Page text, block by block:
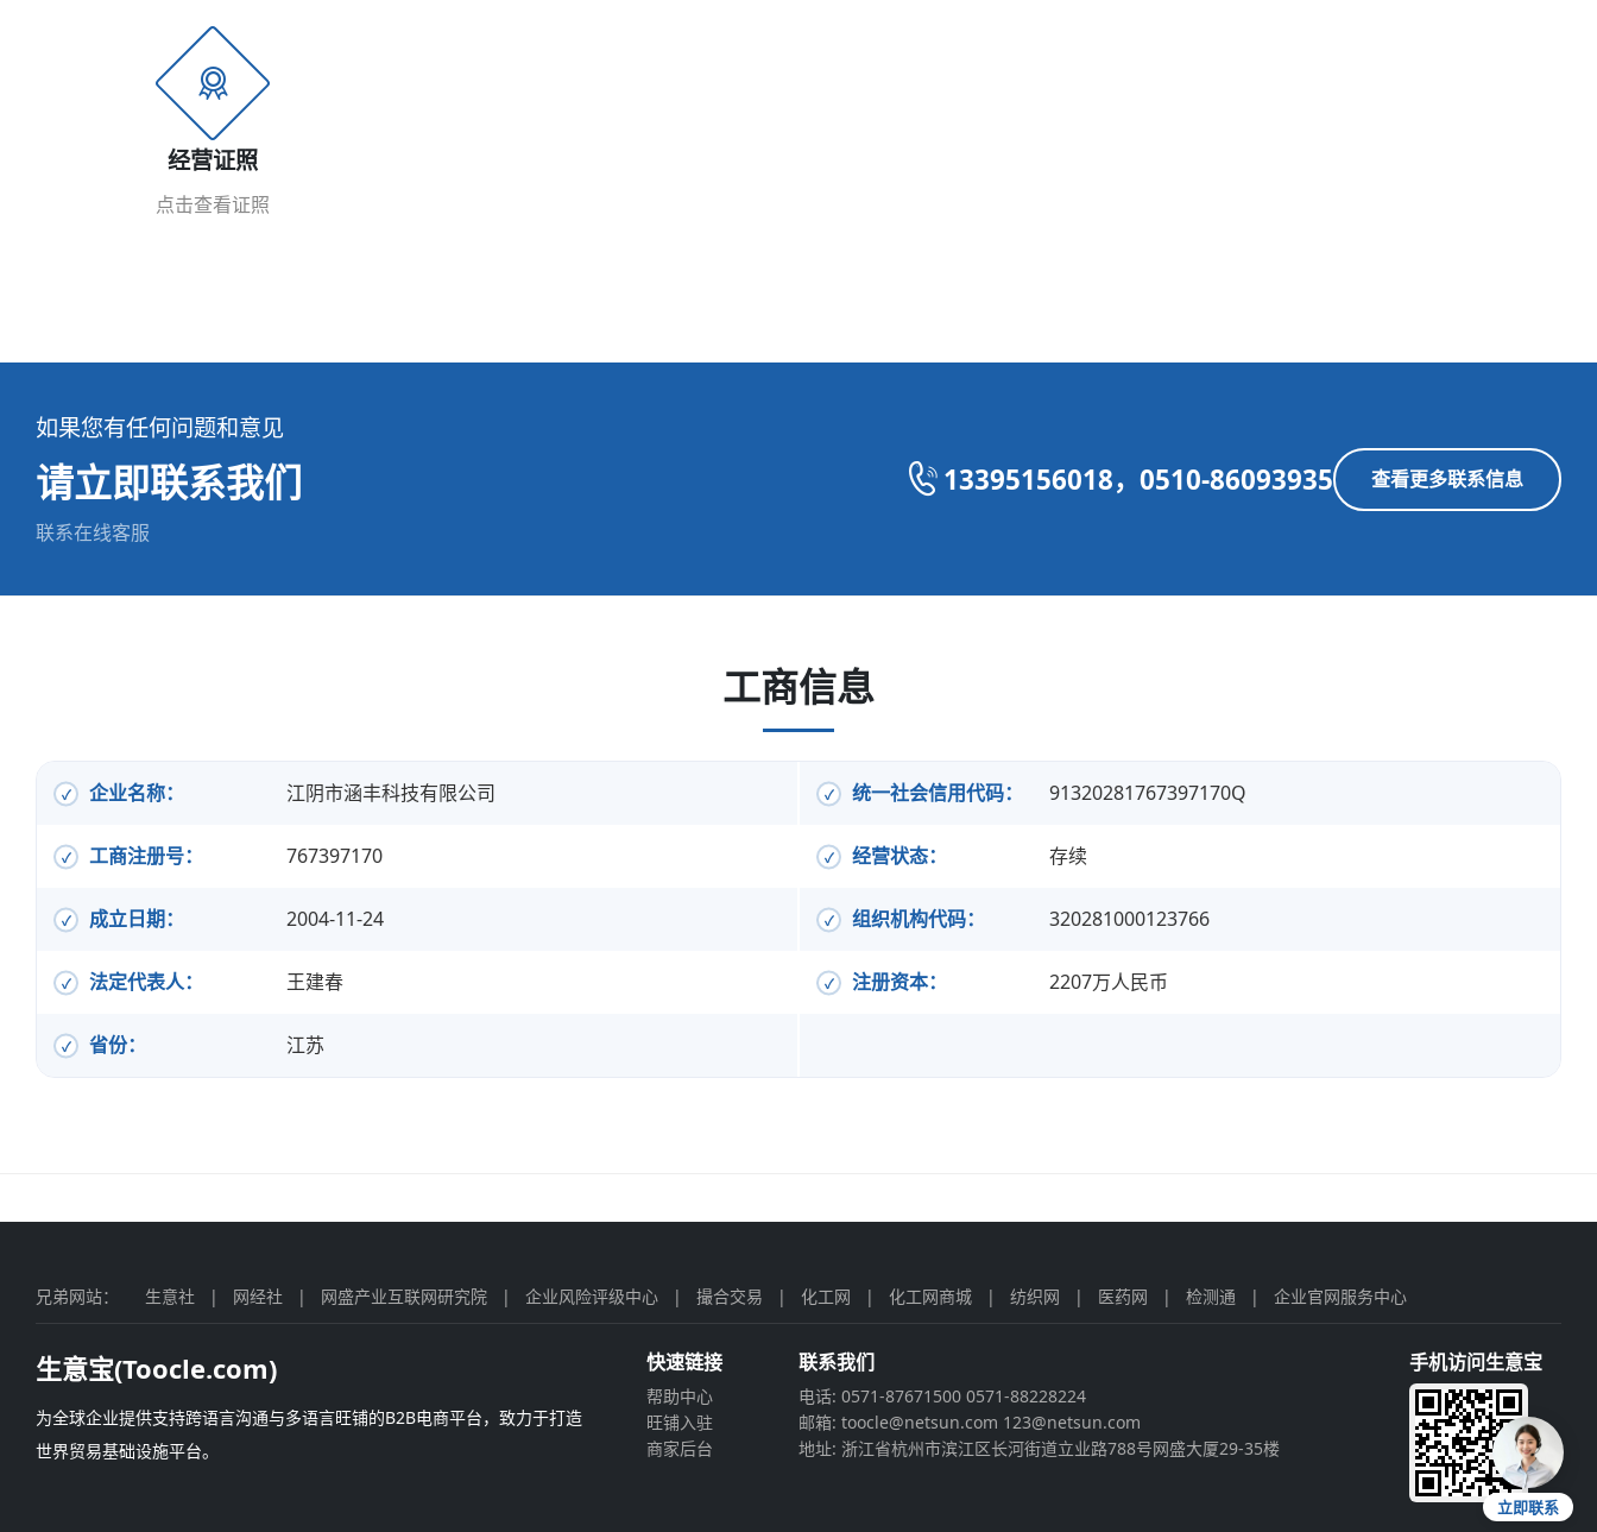
经营证照
点击查看证照
如果您有任何问题和意见
请立即联系我们
联系在线客服
13395156018，0510-86093935 查看更多联系信息
工商信息
企业名称： 江阴市涵丰科技有限公司 统一社会信用代码： 91320281767397170Q
工商注册号： 767397170 经营状态： 存续
成立日期： 2004-11-24 组织机构代码： 320281000123766
法定代表人： 王建春 注册资本： 2207万人民币
省份： 江苏
立即联系
兄弟网站： 生意社 | 网经社 | 网盛产业互联网研究院 | 企业风险评级中心 | 撮合交易 | 化工网 | 化工网商城 | 纺织网 | 医药网 | 检测通 | 企业官网服务中心
生意宝(Toocle.com)
为全球企业提供支持跨语言沟通与多语言旺铺的B2B电商平台，致力于打造
世界贸易基础设施平台。
快速链接
帮助中心
旺铺入驻
商家后台
联系我们
电话: 0571-87671500 0571-88228224
邮箱: toocle@netsun.com 123@netsun.com
地址: 浙江省杭州市滨江区长河街道立业路788号网盛大厦29-35楼
手机访问生意宝